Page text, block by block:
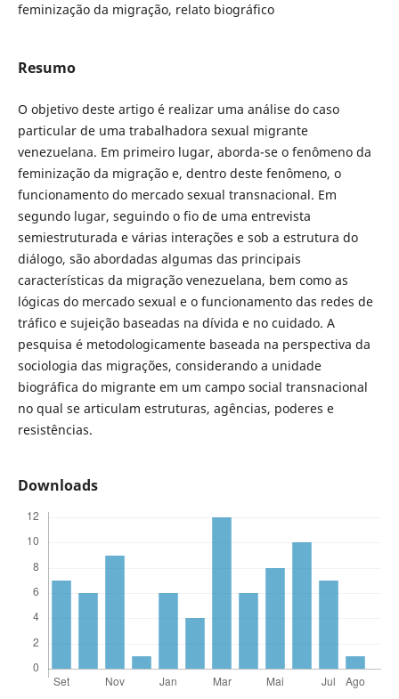
feminização da migração, relato biográfico
Resumo
O objetivo deste artigo é realizar uma análise do caso
particular de uma trabalhadora sexual migrante
venezuelana. Em primeiro lugar, aborda-se o fenômeno da
feminização da migração e, dentro deste fenômeno, o
funcionamento do mercado sexual transnacional. Em
segundo lugar, seguindo o fio de uma entrevista
semiestruturada e várias interações e sob a estrutura do
diálogo, são abordadas algumas das principais
características da migração venezuelana, bem como as
lógicas do mercado sexual e o funcionamento das redes de
tráfico e sujeição baseadas na dívida e no cuidado. A
pesquisa é metodologicamente baseada na perspectiva da
sociologia das migrações, considerando a unidade
biográfica do migrante em um campo social transnacional
no qual se articulam estruturas, agências, poderes e
resistências.
Downloads